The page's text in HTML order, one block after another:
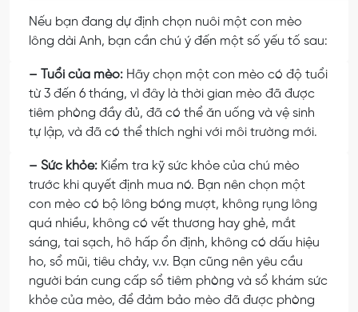
Nếu bạn đang dự định chọn nuôi một con mèo
lông dài Anh, bạn cần chú ý đến một số yếu tố sau:
– Tuổi của mèo: Hãy chọn một con mèo có độ tuổi
từ 3 đến 6 tháng, vì đây là thời gian mèo đã được
tiêm phòng đầy đủ, đã có thể ăn uống và vệ sinh
tự lập, và đã có thể thích nghi với môi trường mới.
– Sức khỏe: Kiểm tra kỹ sức khỏe của chú mèo
trước khi quyết định mua nó. Bạn nên chọn một
con mèo có bộ lông bóng mượt, không rụng lông
quá nhiều, không có vết thương hay ghẻ, mắt
sáng, tai sạch, hô hấp ổn định, không có dấu hiệu
ho, sổ mũi, tiêu chảy, v.v. Bạn cũng nên yêu cầu
người bán cung cấp sổ tiêm phòng và sổ khám sức
khỏe của mèo, để đảm bảo mèo đã được phòng